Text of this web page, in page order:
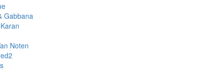
Gabbana
Noten